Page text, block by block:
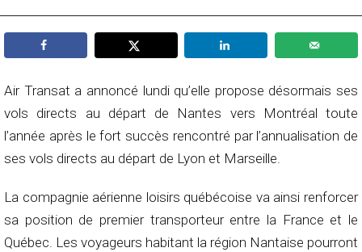
Air Transat a annoncé lundi qu’elle propose désormais ses
vols directs au départ de Nantes vers Montréal toute
l’année après le fort succès rencontré par l’annualisation de
ses vols directs au départ de Lyon et Marseille.
La compagnie aérienne loisirs québécoise va ainsi renforcer
sa position de premier transporteur entre la France et le
Québec. Les voyageurs habitant la région Nantaise pourront